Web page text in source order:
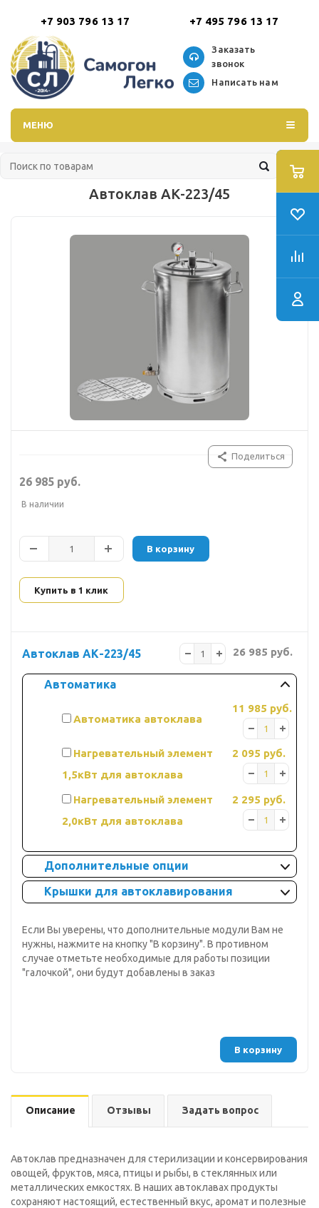
+7 903 796 13 17 +7 495 796 13 17
Заказать
звонок
Написать нам
МЕНЮ
Автоклав АК-223/45
Поделиться
26 985 руб.
В наличии
В корзину
Купить в 1 клик
Автоклав АК-223/45 26 985 руб.
Автоматика
Автоматика автоклава
11 985 руб.
Нагревательный элемент
1,5кВт для автоклава
2 095 руб.
Нагревательный элемент
2,0кВт для автоклава
2 295 руб.
Дополнительные опции
Крышки для автоклавирования
Если Вы уверены, что дополнительные модули Вам не
нужны, нажмите на кнопку "В корзину". В противном
случае отметьте необходимые для работы позиции
"галочкой", они будут добавлены в заказ
В корзину
Описание Отзывы Задать вопрос
Автоклав предназначен для стерилизации и консервирования
овощей, фруктов, мяса, птицы и рыбы, в стеклянных или
металлических емкостях. В наших автоклавах продукты
сохраняют настоящий, естественный вкус, аромат и полезные